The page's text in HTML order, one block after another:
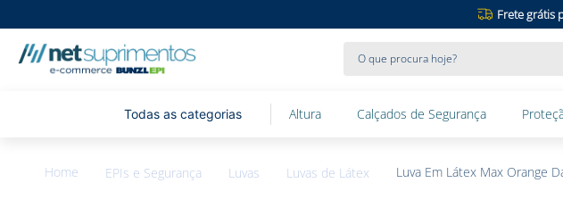
Frete grátis
Altura Calçados de Segurança
EPIs e Segurança Luvas Luvas de Látex Luva Em Látex Max Orange